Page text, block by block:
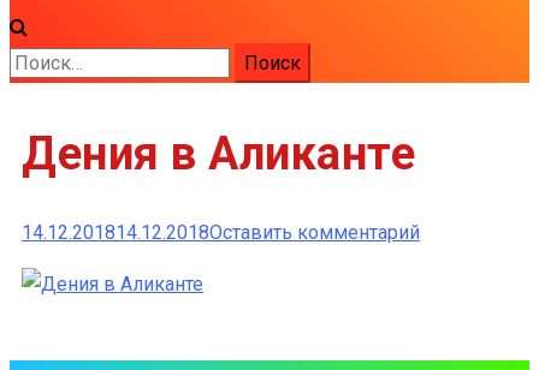
Найти:
Дения в Аликанте
14.12.201814.12.2018Оставить комментарийк